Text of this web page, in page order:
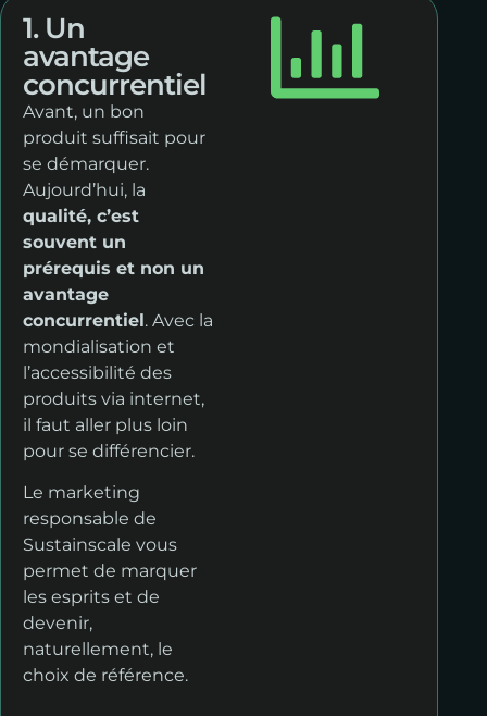
1. Un
avantage
concurrentiel
Avant, un bon
produit suffisait pour
se démarquer.
Aujourd’hui, la
qualité, c’est
souvent un
prérequis et non un
avantage
concurrentiel. Avec la
mondialisation et
l’accessibilité des
produits via internet,
il faut aller plus loin
pour se différencier.
Le marketing
responsable de
Sustainscale vous
permet de marquer
les esprits et de
devenir,
naturellement, le
choix de référence.